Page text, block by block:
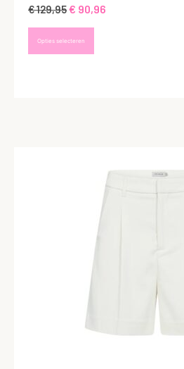
€129,95€ 90,96
Opties selecteren